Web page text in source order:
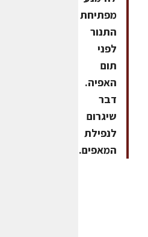
מפתיחת
התנור
לפני
תום
האפיה.
דבר
שיגרום
לנפילת
המאפים.